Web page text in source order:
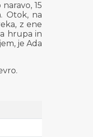
15
Otok, na
z ene
hrupa in
je Ada